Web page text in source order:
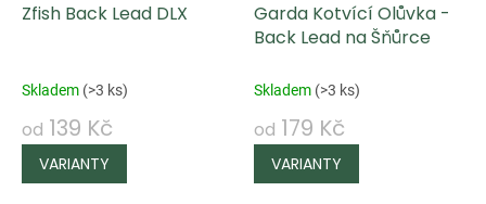
Zfish Back Lead DLX
Skladem (>3 ks)
od 139 Kč
Garda Kotvící Olůvka -
Back Lead na Šňůrce
Skladem (>3 ks)
od 179 Kč